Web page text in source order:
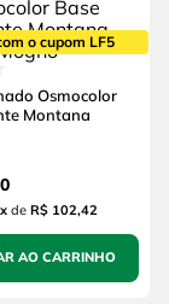
o cupom LF5
Osmocolor
Montana
xde R$ 102,42
AO CARRINHO